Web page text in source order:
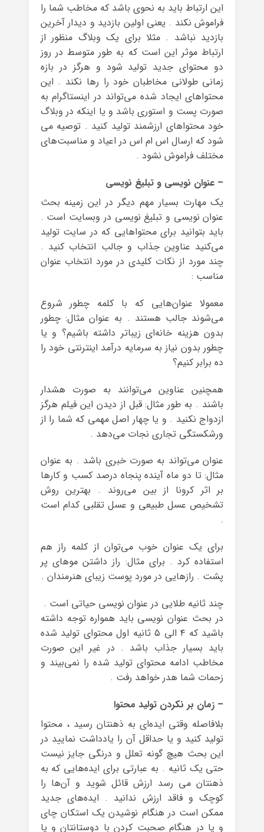
این ارتباط باید به نحوی باشد که مخاطب شما را
فراموش نکند . یعنی اولین بازدید و دیدار آخرین
بازدید نباشد . مثلا برای یک وبلاگ منظور از
ارتباط موثر این است که به طور متوسط در روز
دو محتوای جدید تولید شود و هرگز در بازه
زمانی طولانی مخاطبان خود را رها نکند . این
محتواهای ایجاد شده می‌تواند در اینستاگرام به
صورت پست و استوری باشد و یا اینکه در وبلاگ
خود محتواهای ارزشمند تولید کنید . توصیه می
شود که ارسال اس ام اس در اعیاد و مناسبت‌های
مختلف فراموش نشود .
– عنوان نویسی و تبلیغ نویسی
یک مهارت بسیار مهم دیگر در این زمینه بحث
عنوان نویسی و تبلیغ نویسی در وبسایت است .
باید بتوانید برای محتواهایی که در سایت تولید
می‌کنید عناوین جذاب و جالب انتخاب کنید .
چند مورد از نکات کلیدی در مورد انتخاب عنوان
مناسب :
معمولا عنوان‌هایی که با کلمه چطور شروع
می‌شوند جالب هستند . به عنوان مثال: چطور
بدون هزینه خانه‌ای زیباتر داشته باشیم؟ و یا
چطور بدون نیاز به سرمایه درآمد اینترنتی خود را
ده برابر کنیم؟
همچنین عناوین می‌توانند به صورت هشدار
باشند . به طور مثال: قبل از دیدن این فیلم هرگز
ازدواج نکنید . و یا چهار اصل مهمی که شما را از
ورشکستگی تجاری نجات می‌دهد .
عنوان می‌تواند به صورت خبری باشد . به عنوان
مثال: تا دو ماه آینده پنجاه درصد کسب و کارها
بر اثر کرونا از بین می‌روند . بهترین روش
تشخیص عسل طبیعی و عسل تقلبی کدام است
.
برای یک عنوان خوب می‌توان از کلمه راز هم
استفاده کرد . برای مثال: راز داشتن موهای پر
پشت . رازهایی در مورد پوست زیبای هنرمندان .
چند ثانیه‌ طلایی در عنوان نویسی حیاتی است .
در بحث عنوان نویسی باید همواره توجه داشته
باشید که ۴ الی ۵ ثانیه اول محتوای تولید شده
باید بسیار جذاب باشد . در غیر این صورت
مخاطب ادامه محتوای تولید شده را نمی‌بیند و
زحمات شما هدر خواهد رفت .
– زمان بر نکردن تولید محتوا
بلافاصله وقتی ایده‌ای به ذهنتان رسید ، محتوا
تولید کنید و یا حداقل آن را یادداشت نمایید در
این بحث هیچ گونه تعلل و درنگی جایز نیست
حتی یک ثانیه . به عبارتی برای ایده‌هایی که به
ذهنتان می رسد ارزش قائل شوید و آن‌ها را
کوچک و فاقد ارزش ندانید . ایده‌های جدید
ممکن است در هنگام نوشیدن یک استکان چای
و یا در هنگام صحبت کردن با دوستانتان و یا